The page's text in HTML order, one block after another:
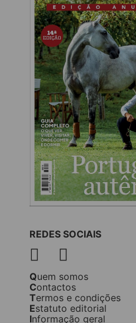
REDES SOCIAIS
Quem somos
Contactos
Termos e condições
Estatuto editorial
Informação geral